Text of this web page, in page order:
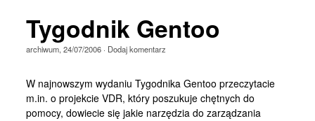
Archiwum
Wszystko
Aktualności
Artykuły
Tygodnik Gentoo
archiwum, 24/07/2006· Dodaj komentarz
W najnowszym wydaniu Tygodnika Gentoo przeczytacie
m.in. o projekcie VDR, który poszukuje chętnych do
pomocy, dowiecie się jakie narzędzia do zarządzania